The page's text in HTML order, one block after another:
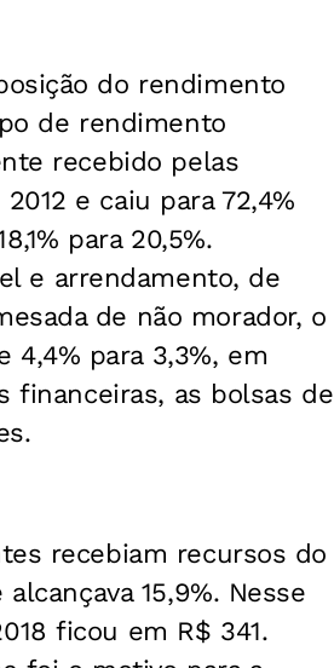
do rendimento
de rendimento
recebido pelas
e caiu para 72,4%
para 20,5%.
e arrendamento, de
de não morador, o
4,4% para 3,3%, em
financeiras, as bolsas de
recebiam recursos do
15,9%. Nesse
ficou em R$ 341.